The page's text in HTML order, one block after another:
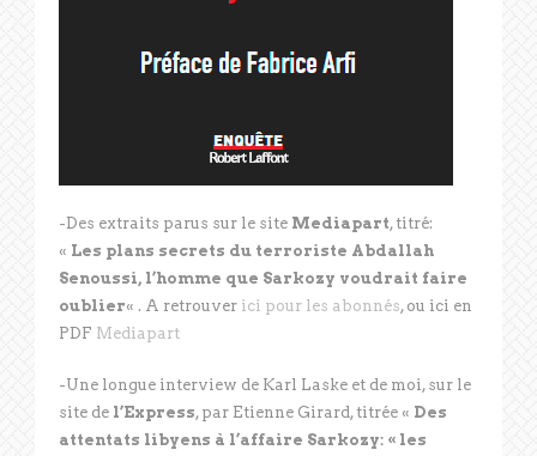
-Des extraits parus sur le site Mediapart, titré:
« Les plans secrets du terroriste Abdallah
Senoussi, l’homme que Sarkozy voudrait faire
oublier« . A retrouver ici pour les abonnés, ou ici en
PDF Mediapart
-Une longue interview de Karl Laske et de moi, sur le
site de l’Express, par Etienne Girard, titrée « Des
attentats libyens à l’affaire Sarkozy: « les